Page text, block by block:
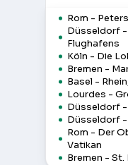
Rom -
Düsseldorf
Flughafens
Köln - Die
Bremen -
Basel -
Lourdes -
Düsseldorf -
Düsseldorf
Rom - Der
Vatikan
Bremen - St.